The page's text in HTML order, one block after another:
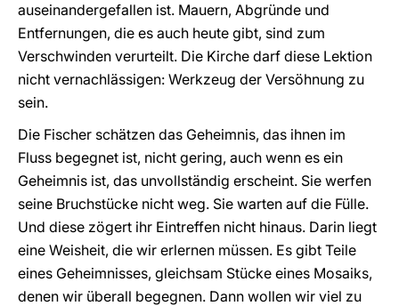
auseinandergefallen ist. Mauern, Abgründe und
Entfernungen, die es auch heute gibt, sind zum
Verschwinden verurteilt. Die Kirche darf diese Lektion
nicht vernachlässigen: Werkzeug der Versöhnung zu
sein.
Die Fischer schätzen das Geheimnis, das ihnen im
Fluss begegnet ist, nicht gering, auch wenn es ein
Geheimnis ist, das unvollständig erscheint. Sie werfen
seine Bruchstücke nicht weg. Sie warten auf die Fülle.
Und diese zögert ihr Eintreffen nicht hinaus. Darin liegt
eine Weisheit, die wir erlernen müssen. Es gibt Teile
eines Geheimnisses, gleichsam Stücke eines Mosaiks,
denen wir überall begegnen. Dann wollen wir viel zu